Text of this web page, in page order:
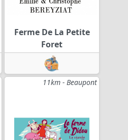
Ferme De La Petite
Foret
11km - Beaupont